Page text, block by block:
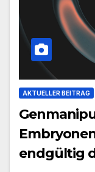
AKTUELLER BEITRAG
endgültig